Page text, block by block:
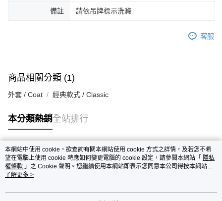
備註 請依吊牌標示洗滌
客服
商品相關分類 (1)
外套 / Coat 經典款式 / Classic
本分類熱銷全站排行
熱門標籤
本網站中使用 cookie，欲查詢有關本網站使用 cookie 方式之詳情，及若您不希
望在電腦上使用 cookie 時應如何變更電腦的 cookie 設定，請參閱本網站「 隱私
權條款 」之 Cookie 聲明。您繼續使用本網站即表示您同意本公司得按本網站使
用條款之 Cookie 聲明使用 cookie。
了解更多 >